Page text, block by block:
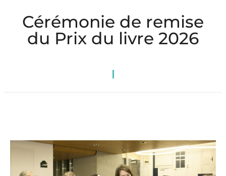
Cérémonie de remise
du Prix du livre 2026